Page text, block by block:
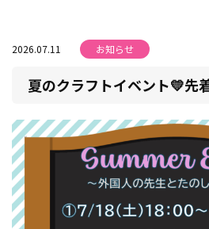
2026.07.11 お知らせ
夏のクラフトイベント💛先